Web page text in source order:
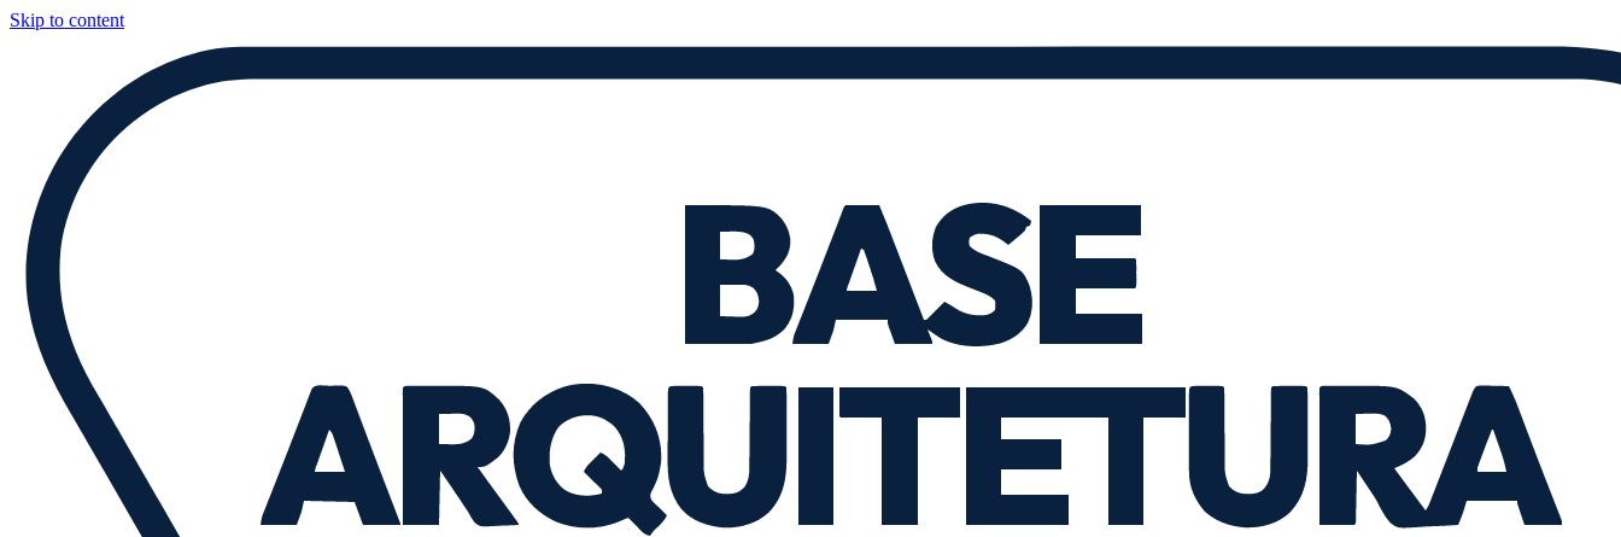
Skip to content